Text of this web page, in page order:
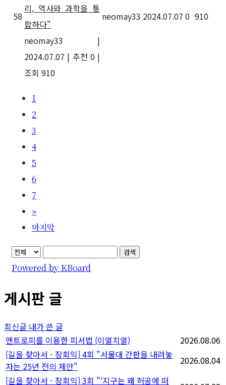
58
리, 역사와 과학을 통
합하다"
neomay33
|
2024.07.07 | 추천 0 |
조회 910
neomay33 2024.07.07 0 910
1
2
3
4
5
6
7
»
마지막
검색
Powered by KBoard
게시판 글
최신글 내가 쓴 글
엔트로피를 이용한 피서법 (이열치열)
2026.08.06
[길을 찾아서 - 장회익] 4회 "서울대 간판을 내려놓
자는 25년 전의 제안"
2026.08.04
[길을 찾아서 - 장회익] 3회 "‘지구는 왜 허공에 떠